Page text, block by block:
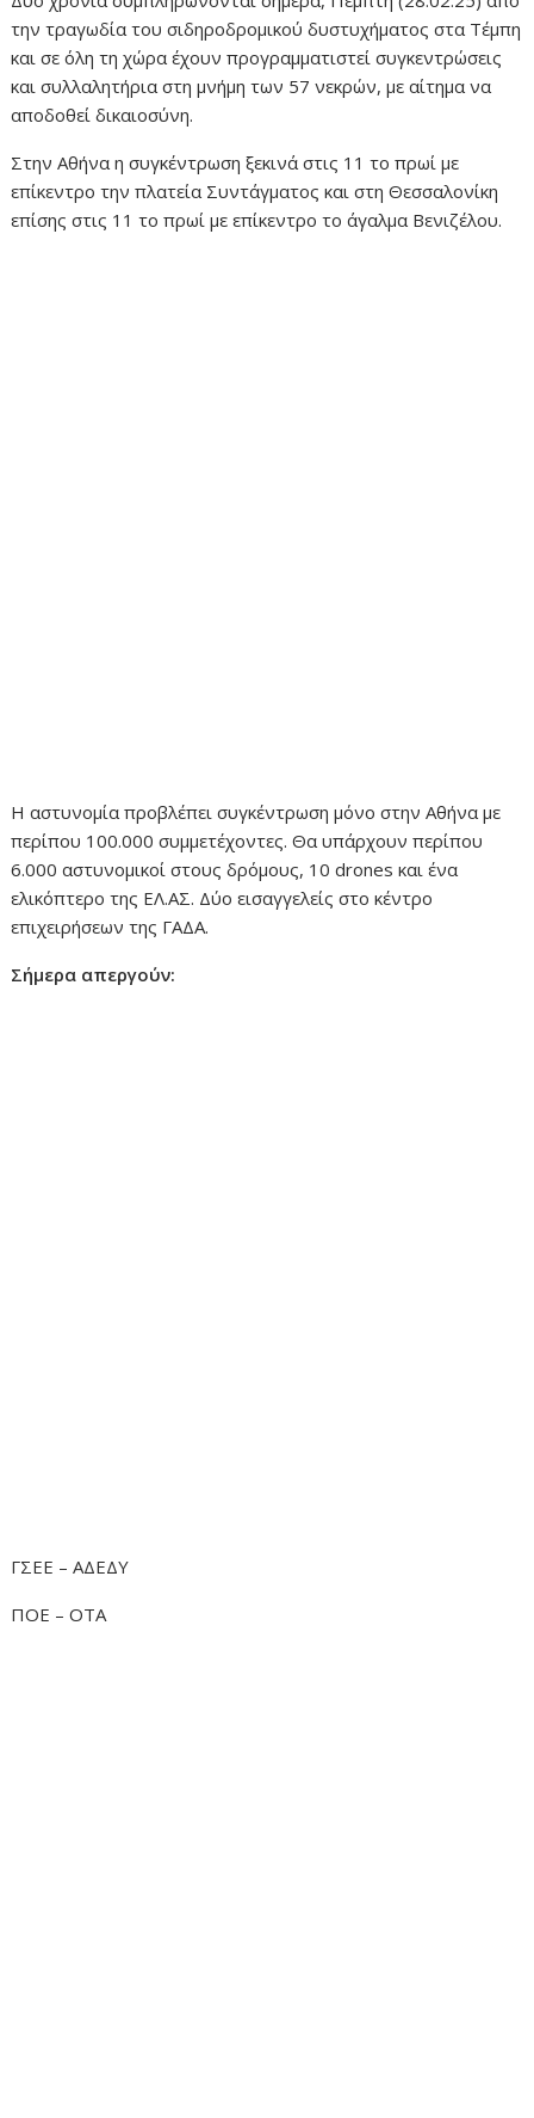
την τραγωδία του σιδηροδρομικού δυστυχήματος στα Τέμπη
και σε όλη τη χώρα έχουν προγραμματιστεί συγκεντρώσεις
και συλλαλητήρια στη μνήμη των 57 νεκρών, με αίτημα να
αποδοθεί δικαιοσύνη.
Στην Αθήνα η συγκέντρωση ξεκινά στις 11 το πρωί με
επίκεντρο την πλατεία Συντάγματος και στη Θεσσαλονίκη
επίσης στις 11 το πρωί με επίκεντρο το άγαλμα Βενιζέλου.
Η αστυνομία προβλέπει συγκέντρωση μόνο στην Αθήνα με
περίπου 100.000 συμμετέχοντες. Θα υπάρχουν περίπου
6.000 αστυνομικοί στους δρόμους, 10 drones και ένα
ελικόπτερο της ΕΛ.ΑΣ. Δύο εισαγγελείς στο κέντρο
επιχειρήσεων της ΓΑΔΑ.
Σήμερα απεργούν:
ΓΣΕΕ – ΑΔΕΔΥ
ΠΟΕ – ΟΤΑ